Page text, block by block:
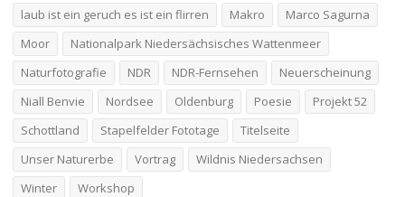
laub ist ein geruch es ist ein flirren
Makro
Marco Sagurna
Moor
Nationalpark Niedersächsisches Wattenmeer
Naturfotografie
NDR NDR-Fernsehen
Neuerscheinung
Niall Benvie
Nordsee Oldenburg Poesie
Projekt 52
Schottland
Stapelfelder Fototage
Titelseite
Unser Naturerbe
Vortrag
Wildnis Niedersachsen
Winter
Workshop